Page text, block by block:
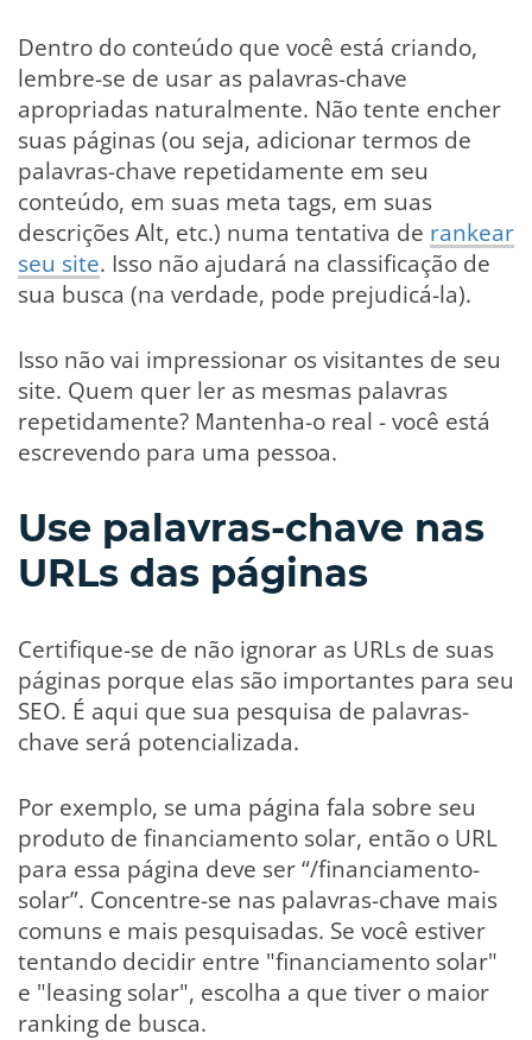
Dentro do conteúdo que você está criando,
lembre-se de usar as palavras-chave
apropriadas naturalmente. Não tente encher
suas páginas (ou seja, adicionar termos de
palavras-chave repetidamente em seu
conteúdo, em suas meta tags, em suas
descrições Alt, etc.) numa tentativa de rankear
seu site. Isso não ajudará na classificação de
sua busca (na verdade, pode prejudicá-la).
Isso não vai impressionar os visitantes de seu
site. Quem quer ler as mesmas palavras
repetidamente? Mantenha-o real - você está
escrevendo para uma pessoa.
Use palavras-chave nas
URLs das páginas
Certifique-se de não ignorar as URLs de suas
páginas porque elas são importantes para seu
SEO. É aqui que sua pesquisa de palavras-
chave será potencializada.
Por exemplo, se uma página fala sobre seu
produto de financiamento solar, então o URL
para essa página deve ser “/financiamento-
solar”. Concentre-se nas palavras-chave mais
comuns e mais pesquisadas. Se você estiver
tentando decidir entre "financiamento solar"
e "leasing solar", escolha a que tiver o maior
ranking de busca.